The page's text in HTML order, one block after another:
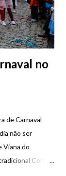
no
de Carnaval
não ser
Viana do
Corso